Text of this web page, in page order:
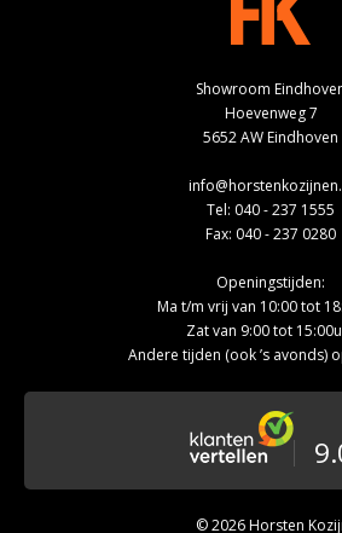
Showroom
Hoevenweg 7
5652 AW Eindhoven
Tel: 040 - 237 1555
Fax: 040 - 237 0280
Openingstijden:
Ma t/m vrij van 10:00 tot
Zat van 9:00 tot
Andere tijden (ook ’s avonds)
© 2026 Horsten